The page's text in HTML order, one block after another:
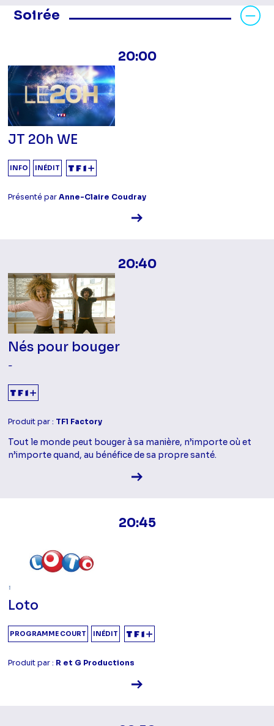
Soirée
Masquer les programmes Soirée
20:00
JT 20h WE
INFO INÉDIT
Présenté parAnne-Claire Coudray
Voir la fiche diffusion
20:40
Nés pour bouger
-
Produit par : TF1 Factory
Tout le monde peut bouger à sa manière, n’importe où et
n’importe quand, au bénéfice de sa propre santé.
Voir la fiche diffusion
20:45
Loto
PROGRAMME COURT INÉDIT
Produit par : R et G Productions
Voir la fiche diffusion